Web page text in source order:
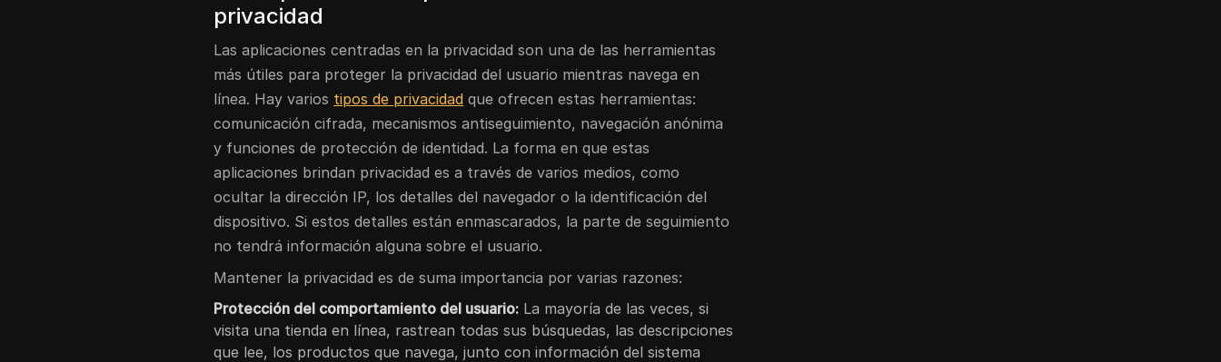
privacidad
Las aplicaciones centradas en la privacidad son una de las herramientas
más útiles para proteger la privacidad del usuario mientras navega en
línea. Hay varios tipos de privacidad que ofrecen estas herramientas:
comunicación cifrada, mecanismos antiseguimiento, navegación anónima
y funciones de protección de identidad. La forma en que estas
aplicaciones brindan privacidad es a través de varios medios, como
ocultar la dirección IP, los detalles del navegador o la identificación del
dispositivo. Si estos detalles están enmascarados, la parte de seguimiento
no tendrá información alguna sobre el usuario.
Mantener la privacidad es de suma importancia por varias razones:
Protección del comportamiento del usuario: La mayoría de las veces, si
visita una tienda en línea, rastrean todas sus búsquedas, las descripciones
que lee, los productos que navega, junto con información del sistema